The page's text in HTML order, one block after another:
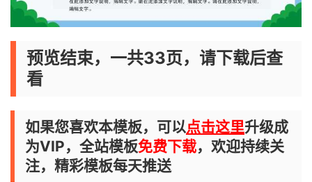
预览结束，一共33页，请下载后查
看
如果您喜欢本模板，可以点击这里升级成
为VIP，全站模板免费下载，欢迎持续关
注，精彩模板每天推送